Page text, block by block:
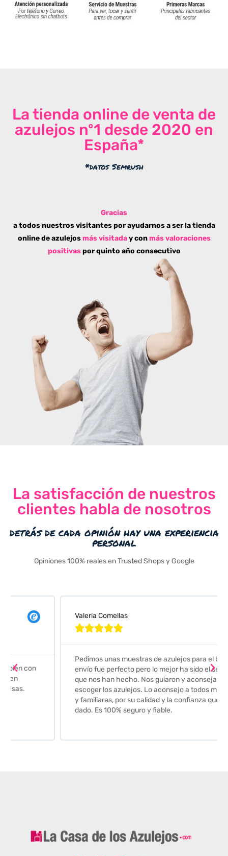
La tienda online de venta de
azulejos nº1 desde 2020 en
España*
*datos Semrush
Gracias
a todos nuestros visitantes por ayudarnos a ser la tienda
online de azulejos más visitaday conmás valoraciones
positivaspor quinto año consecutivo
La satisfacción de nuestros
clientes habla de nosotros
detrás de cada opinión hay una experiencia
personal
Opiniones 100% reales en Trusted Shops y Google
Valeria Comellas
Pedimos unas muestras de azulejos para el baño. El
envío fue perfecto pero lo mejor ha sido el seguimiento
que nos han hecho. Nos guiaron y aconsejaron para
escoger los azulejos. Lo aconsejo a todos mis amigos
y familiares, por su calidad y la confianza que nos han
dado. Es 100% seguro y fiable.